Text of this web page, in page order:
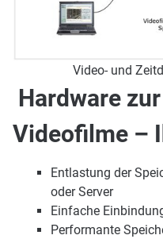
Video- und
Hardware
Videofilme –
Entlastung der
oder Server
Einfache
Performante